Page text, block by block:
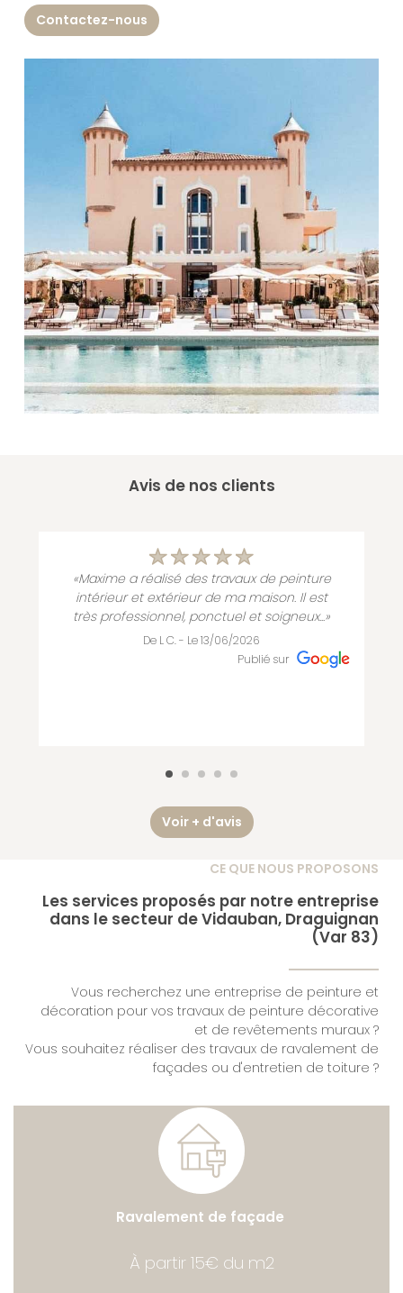
Contactez-nous
Avis de nos clients
«Maxime a réalisé des travaux de peinture
intérieur et extérieur de ma maison. Il est
très professionnel, ponctuel et soigneux...»
De L C. - Le 13/06/2026
Publié sur
Voir + d'avis
CE QUE NOUS PROPOSONS
Les services proposés par notre entreprise
dans le secteur de Vidauban, Draguignan
(Var 83)
Vous recherchez une entreprise de peinture et
décoration pour vos travaux de peinture décorative
et de revêtements muraux ?
Vous souhaitez réaliser des travaux de ravalement de
façades ou d'entretien de toiture ?
Ravalement de façade
À partir 15€ du m2